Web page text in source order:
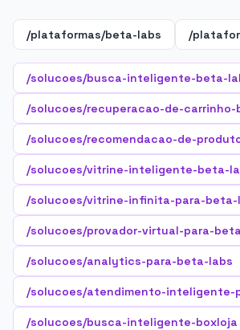
/plataformas/beta-labs /
/solucoes/busca-inteligente-beta-
/solucoes/recuperacao-de-
/solucoes/recomendacao-de-
/solucoes/vitrine-inteligente-beta-
/solucoes/vitrine-infinita-para-beta-
/solucoes/provador-virtual-para-
/solucoes/analytics-para-beta-labs
/solucoes/atendimento-inteligente-
/solucoes/busca-inteligente-boxloja